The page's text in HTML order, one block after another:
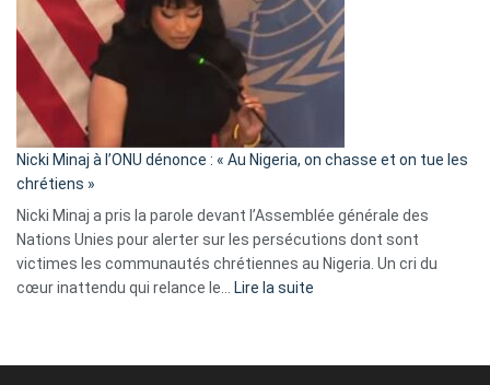
:
« Zemmour
a
tout
parle
ses
tripes »
Nicki Minaj à l’ONU dénonce : « Au Nigeria, on chasse et on tue les
chrétiens »
Nicki Minaj a pris la parole devant l’Assemblée générale des
Nations Unies pour alerter sur les persécutions dont sont
victimes les communautés chrétiennes au Nigeria. Un cri du
cœur inattendu qui relance le… Lire la suite